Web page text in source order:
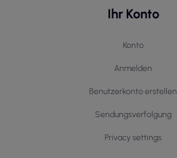
Ihr Konto
Konto
Anmelden
Benutzerkonto erstellen
Sendungsverfolgung
Privacy settings